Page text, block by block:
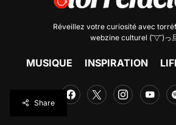
Réveillez votre curiosité avec
webzine culturel (˘▽˘)っ
MUSIQUE INSPIRATION
Share